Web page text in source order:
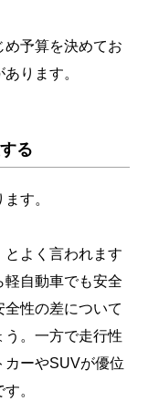
め予算を決めてお
ります。
る
す。
よく言われます
軽自動車でも安全
性の差について
う。一方で走行性
カーやSUVが優位
。